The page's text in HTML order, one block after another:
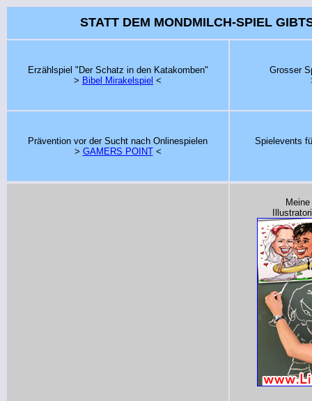
STATT DEM MONDMILCH-SPIEL
Erzählspiel "Der Schatz in den Katakomben"
> Bibel Mirakelspiel <
Grosser
Prävention vor der Sucht nach Onlinespielen
> GAMERS POINT<
Spielevents